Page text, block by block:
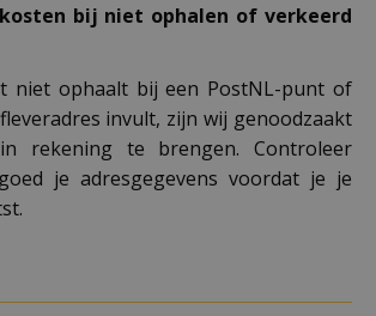
bij niet ophalen of verkeerd
niet ophaalt bij een PostNL-punt of
invult, zijn wij genoodzaakt
rekening te brengen. Controleer
je adresgegevens voordat je je